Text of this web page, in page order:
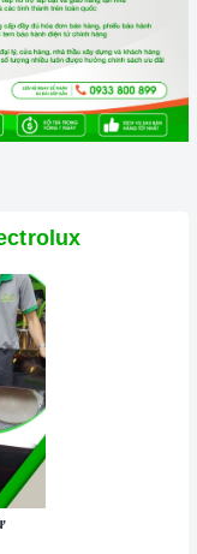
Home Best Care
.
tâm sửa chữa,